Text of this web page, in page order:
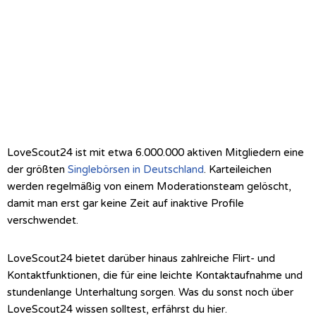
LoveScout24 ist mit etwa 6.000.000 aktiven Mitgliedern eine
der größten Singlebörsen in Deutschland. Karteileichen
werden regelmäßig von einem Moderationsteam gelöscht,
damit man erst gar keine Zeit auf inaktive Profile
verschwendet.
LoveScout24 bietet darüber hinaus zahlreiche Flirt- und
Kontaktfunktionen, die für eine leichte Kontaktaufnahme und
stundenlange Unterhaltung sorgen. Was du sonst noch über
LoveScout24 wissen solltest, erfährst du hier.